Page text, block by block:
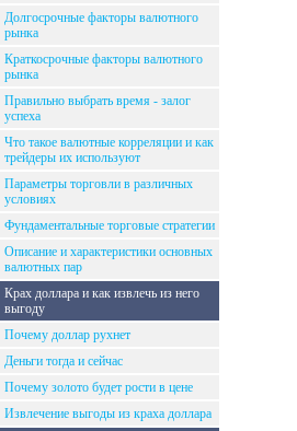
Долгосрочные факторы валютного
рынка
Краткосрочные факторы валютного
рынка
Правильно выбрать время - залог
успеха
Что такое валютные корреляции и как
трейдеры их используют
Параметры торговли в различных
условиях
Фундаментальные торговые стратегии
Описание и характеристики основных
валютных пар
Крах доллара и как извлечь из него
выгоду
Почему доллар рухнет
Деньги тогда и сейчас
Почему золото будет рости в цене
Извлечение выгоды из краха доллара